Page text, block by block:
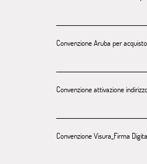
Convenzione Aruba per
Convenzione attivazione
Convenzione Visura_Firma